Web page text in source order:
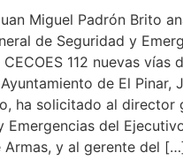
Miguel Padrón Brito
de Seguridad y
112 nuevas vías
de El Pinar,
ha solicitado al director
Emergencias del
Armas, y al gerente del